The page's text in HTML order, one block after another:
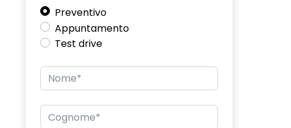
Preventivo
Appuntamento
Test drive